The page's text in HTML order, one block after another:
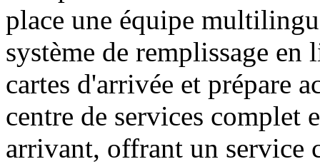
place une équipe
système de remplissage
cartes d'arrivée et prépare
centre de services complet
arrivant, offrant un service